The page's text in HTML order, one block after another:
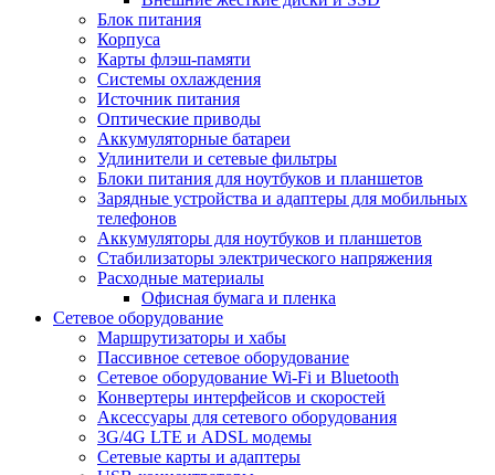
Блок питания
Корпуса
Карты флэш-памяти
Системы охлаждения
Источник питания
Оптические приводы
Аккумуляторные батареи
Удлинители и сетевые фильтры
Блоки питания для ноутбуков и планшетов
Зарядные устройства и адаптеры для мобильных
телефонов
Аккумуляторы для ноутбуков и планшетов
Стабилизаторы электрического напряжения
Расходные материалы
Офисная бумага и пленка
Сетевое оборудование
Маршрутизаторы и хабы
Пассивное сетевое оборудование
Сетевое оборудование Wi-Fi и Bluetooth
Конвертеры интерфейсов и скоростей
Аксессуары для сетевого оборудования
3G/4G LTE и ADSL модемы
Сетевые карты и адаптеры